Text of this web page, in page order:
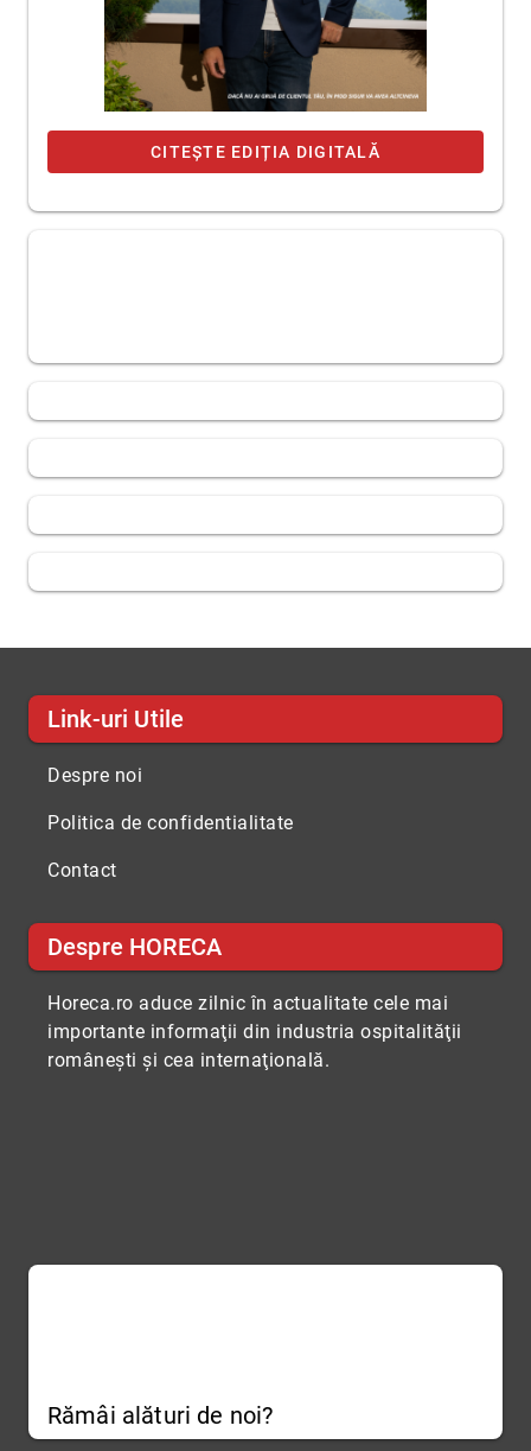
CITEȘTE EDIȚIA DIGITALĂ
Link-uri Utile
Despre noi
Politica de confidentialitate
Contact
Despre HORECA
Horeca.ro aduce zilnic în actualitate cele mai
importante informaţii din industria ospitalităţii
româneşti şi cea internaţională.
Rămâi alături de noi?